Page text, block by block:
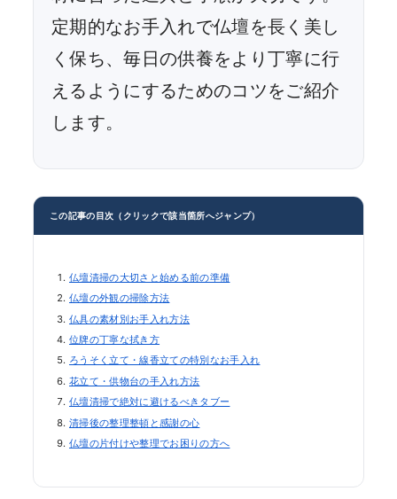
定期的なお手入れで仏壇を長く美し
く保ち、毎日の供養をより丁寧に行
えるようにするためのコツをご紹介
します。
この記事の目次（クリックで該当箇所へジャンプ）
仏壇清掃の大切さと始める前の準備
仏壇の外観の掃除方法
仏具の素材別お手入れ方法
位牌の丁寧な拭き方
ろうそく立て・線香立ての特別なお手入れ
花立て・供物台の手入れ方法
仏壇清掃で絶対に避けるべきタブー
清掃後の整理整頓と感謝の心
仏壇の片付けや整理でお困りの方へ